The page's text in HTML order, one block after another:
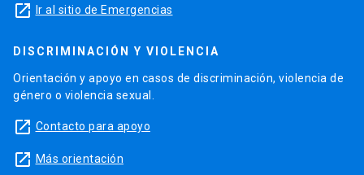
launch Ir al sitio de Emergencias
DISCRIMINACIÓN Y VIOLENCIA
Orientación y apoyo en casos de discriminación, violencia de
género o violencia sexual.
launch Contacto para apoyo
launch Más orientación